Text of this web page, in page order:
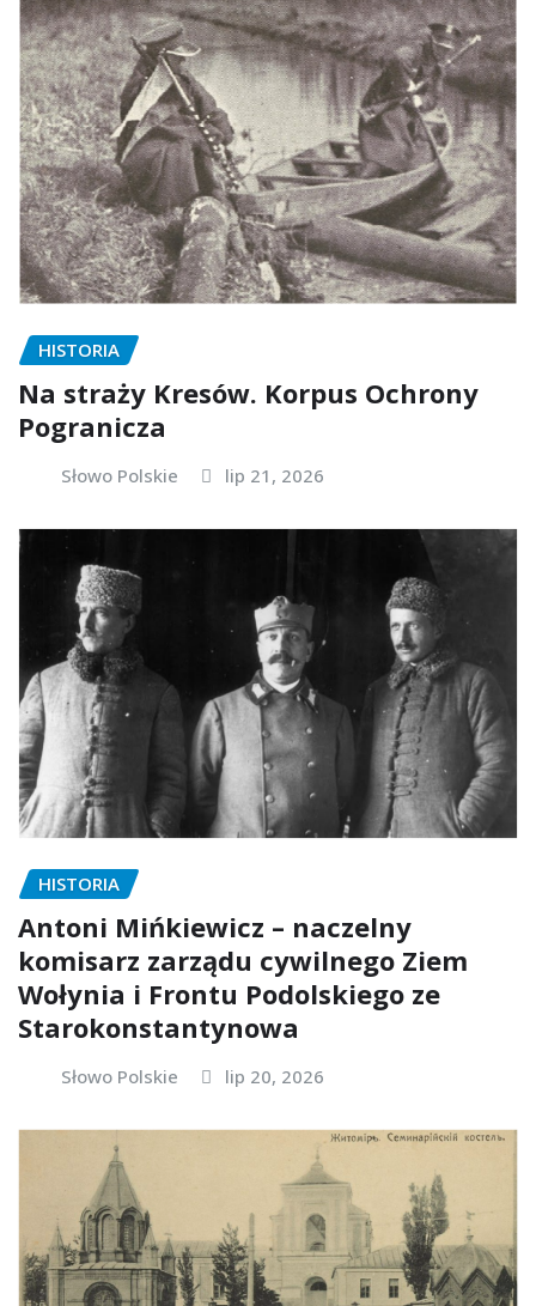
HISTORIA
Na straży Kresów. Korpus Ochrony
Pogranicza
Słowo Polskie lip 21, 2026
HISTORIA
Antoni Mińkiewicz – naczelny
komisarz zarządu cywilnego Ziem
Wołynia i Frontu Podolskiego ze
Starokonstantynowa
Słowo Polskie lip 20, 2026